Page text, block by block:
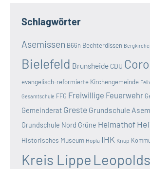
Schlagwörter
Asemissen B66n Bechterdissen
Bielefeld Brunsheide CDU
evangelisch-reformierte Kirchengemeinde
Gesamtschule FFG Freiwillige Feuerwehr
Gemeinderat Greste Grundschule
Grundschule Nord Grüne Heimathof
Historisches Museum Hopla IHK Knup
Kreis Lippe